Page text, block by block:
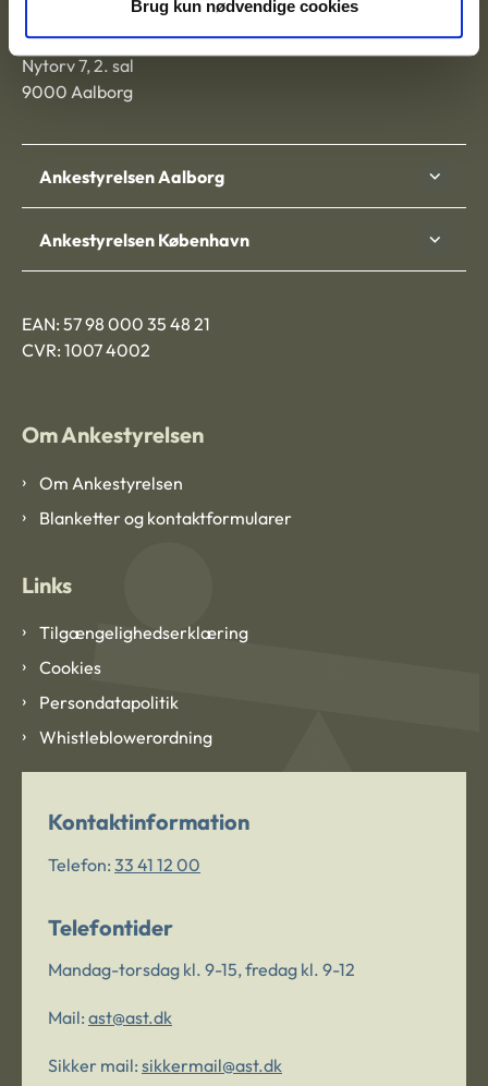
Brug kun nødvendige cookies
Nytorv 7, 2. sal
9000 Aalborg
Ankestyrelsen Aalborg
Ankestyrelsen København
EAN: 57 98 000 35 48 21
CVR: 1007 4002
Om Ankestyrelsen
Om Ankestyrelsen
Blanketter og kontaktformularer
Links
Tilgængelighedserklæring
Cookies
Persondatapolitik
Whistleblowerordning
Kontaktinformation
Telefon: 33 41 12 00
Telefontider
Mandag-torsdag kl. 9-15, fredag kl. 9-12
Mail: ast@ast.dk
Sikker mail: sikkermail@ast.dk